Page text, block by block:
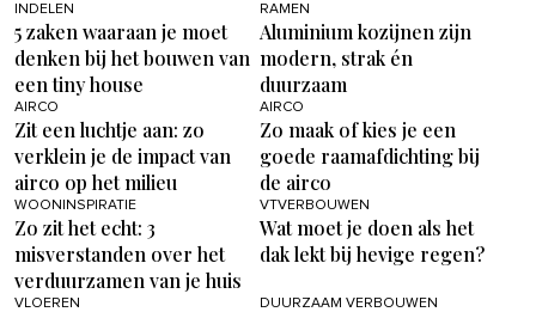
INDELEN
5 zaken waaraan je moet
denken bij het bouwen van
een tiny house
RAMEN
Aluminium kozijnen zijn
modern, strak én
duurzaam
AIRCO
Zit een luchtje aan: zo
verklein je de impact van
airco op het milieu
AIRCO
Zo maak of kies je een
goede raamafdichting bij
de airco
WOONINSPIRATIE
Zo zit het echt: 3
misverstanden over het
verduurzamen van je huis
VTVERBOUWEN
Wat moet je doen als het
dak lekt bij hevige regen?
VLOEREN DUURZAAM VERBOUWEN